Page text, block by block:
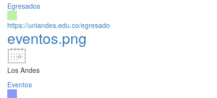
Egresados
https://uniandes.edu.co/egresado
eventos.png
Los Andes
Eventos